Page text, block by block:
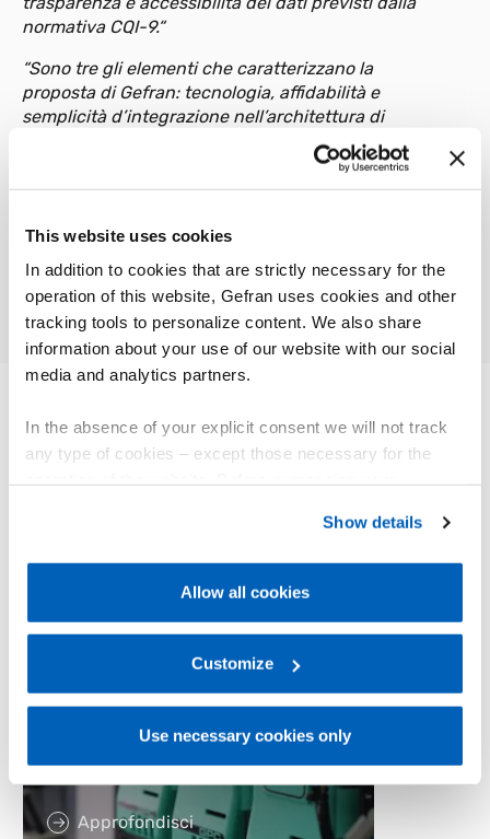
This website uses cookies
In addition to cookies that are strictly necessary for the
operation of this website, Gefran uses cookies and other
tracking tools to personalize content. We also share
information about your use of our website with our social
media and analytics partners.
In the absence of your explicit consent we will not track
any type of cookies – except those necessary for the
Gefran - Cookie
policy.
regarding processing of personal data, at the following
Gefran - Privacy Policy.
Show details
Allow all cookies
Customize
Use necessary cookies only
normativa CQI-9.“
“Sono tre gli elementi che caratterizzano la
proposta di Gefran: tecnologia, affidabilità e
semplicità d’integrazione nell’architettura di
commentaRenzo
Direttore Vendite di Gefran,che
conclude “In tal senso, OMAV e Gefran condividono
realizzazione di soluzioni su misura, in grado di
migliorare le performance degli utilizzatori finali e
ridurre il loro impatto ambientale.“
FOCUS ON
Case History
OMAV si affida all’expertise
collaborazione all’insegna
dell’eccellenza
nell’estrusione
dell’alluminio
Approfondisci